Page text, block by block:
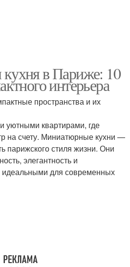
в Париже: 10
интерьера
пространства и их
уютными квартирами, где
на счету. Миниатюрные кухни —
парижского стиля жизни. Они
элегантность и
идеальными для современных